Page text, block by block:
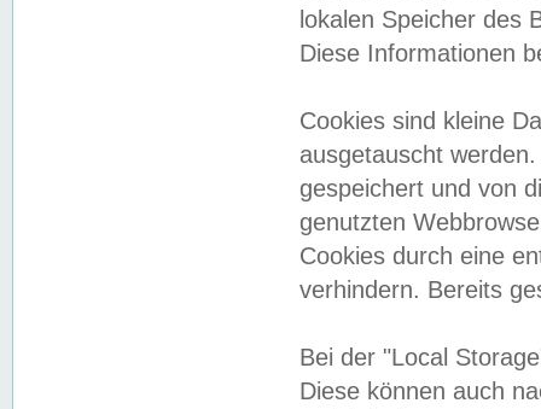
lokalen Speicher des
Diese Informationen
Cookies sind kleine
ausgetauscht
gespeichert und von
genutzten
Cookies durch eine
verhindern. Bereits
Bei der "Local
Diese können auch